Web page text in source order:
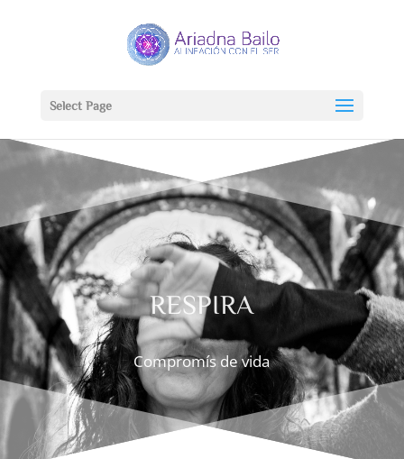
Select Page
RESPIRA
Compromís de vida